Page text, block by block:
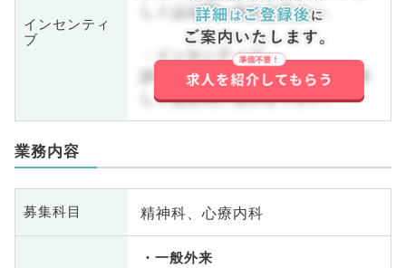
インセンティ
ブ
しくはお問い合わせ下さい。
・インセンティブ
詳しくはお問い合わせ下さい。詳
しくはお問い合わせ下さい。
業務内容
募集科目 精神科、心療内科
一般外来